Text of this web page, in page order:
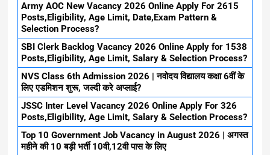
Army AOC New Vacancy 2026 Online Apply For 2615
Posts,Eligibility, Age Limit, Date,Exam Pattern &
Selection Process?
SBI Clerk Backlog Vacancy 2026 Online Apply for 1538
Posts,Eligibility, Age Limit, Salary & Selection Process?
NVS Class 6th Admission 2026 | नवोदय विद्यालय कक्षा 6वीं के
लिए एडमिशन शुरू, जल्दी करे अप्लाई?
JSSC Inter Level Vacancy 2026 Online Apply For 326
Posts,Eligibility, Age Limit, Salary & Selection Process?
Top 10 Government Job Vacancy in August 2026 | अगस्त
महीने की 10 बड़ी भर्ती 10वी,12वी पास के लिए